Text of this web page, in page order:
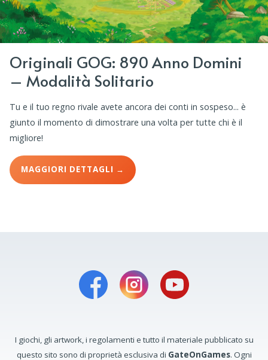
Originali GOG: 890 Anno Domini
– Modalità Solitario
Tu e il tuo regno rivale avete ancora dei conti in sospeso... è
giunto il momento di dimostrare una volta per tutte chi è il
migliore!
MAGGIORI DETTAGLI →
I giochi, gli artwork, i regolamenti e tutto il materiale pubblicato su
questo sito sono di proprietà esclusiva di GateOnGames. Ogni